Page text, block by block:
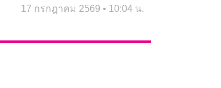
17 กรกฎาคม 2569 10:04 น.